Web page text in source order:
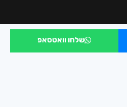
שלחו וואטסאפ